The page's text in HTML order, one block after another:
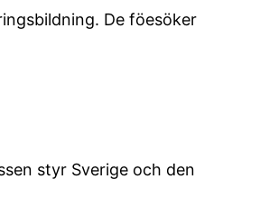
De föesöker
styr Sverige och den